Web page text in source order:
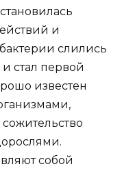
и
слились
стал первой
известен
собой